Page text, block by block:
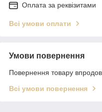
Оплата за реквізитами
Всі умови оплати
Умови повернення
Повернення товару
Всі умови повернення